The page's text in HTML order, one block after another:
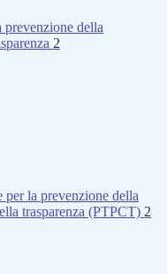
prevenzione della
2
per la prevenzione della
trasparenza (PTPCT) 2